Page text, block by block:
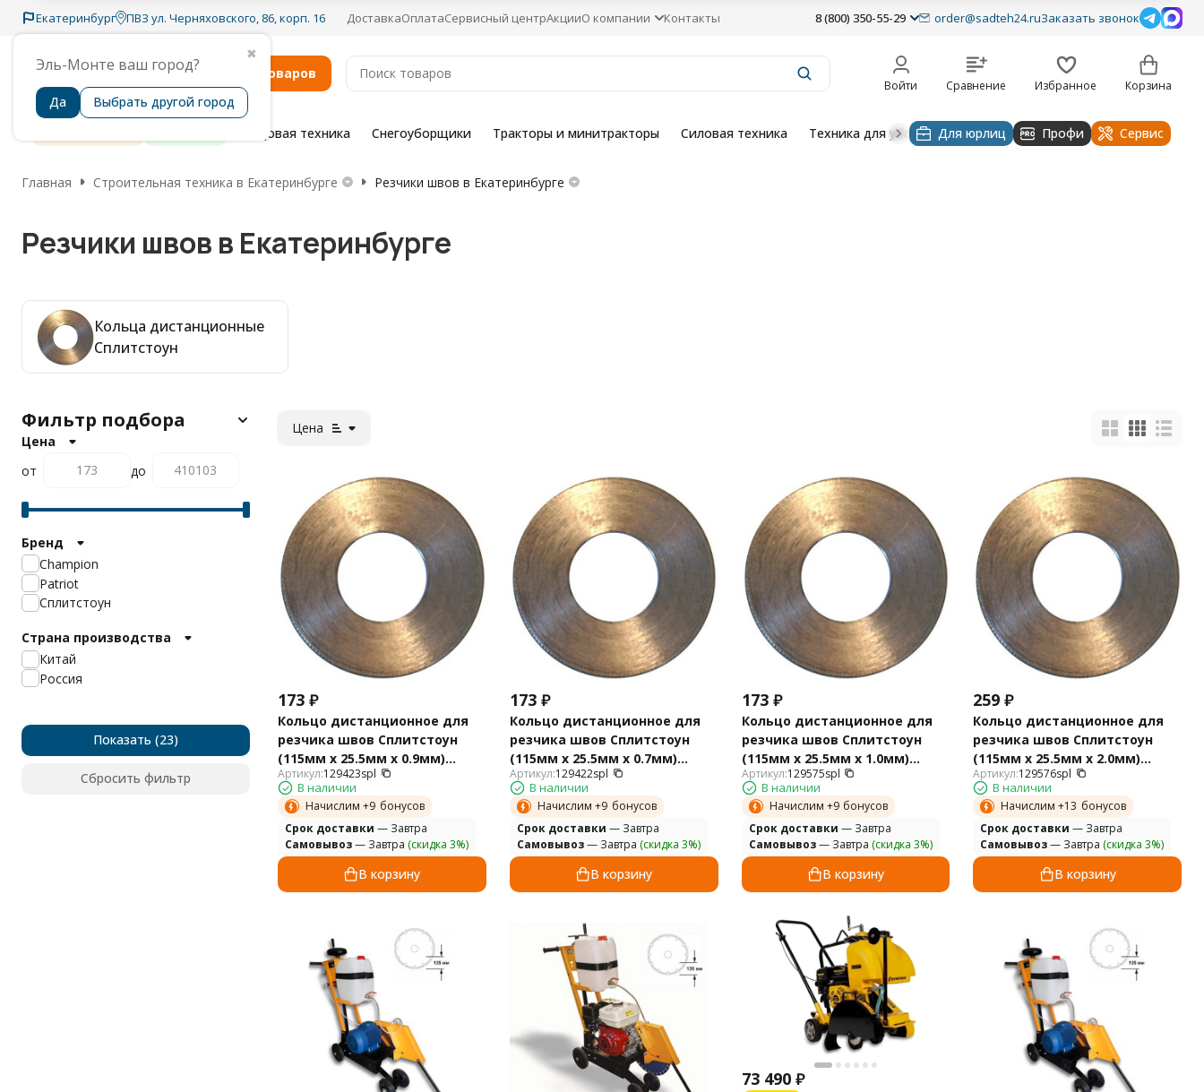
Екатеринбург
✖
Эль-Монте ваш город?
Да Выбрать другой город
ПВЗ ул. Черняховского, 86, корп. 16 ДоставкаОплатаСервисный центрАкцииО компании Контакты 8 (800) 350-55-29 order@sadteh24.ruЗаказать звонок
Каталог товаров
Войти Сравнение Избранное Корзина
Садовая техника Снегоуборщики Тракторы и минитракторы Силовая техника Техника для уборки Строительная техника
Для юрлиц Профи Сервис
Главная Строительная техника в Екатеринбурге Резчики швов в Екатеринбурге
Резчики швов в Екатеринбурге
Кольца дистанционные
Сплитстоун
Цена
173 ₽
Кольцо дистанционное для
резчика швов Сплитстоун
(115мм х 25.5мм х 0.9мм)
129423spl
Артикул:129423spl
В наличии
Начислим +9 бонусов
Cрок доставки — Завтра
Самовывоз— Завтра (скидка 3%)
В корзину
173 ₽
Кольцо дистанционное для
резчика швов Сплитстоун
(115мм х 25.5мм х 0.7мм)
129422spl
Артикул:129422spl
В наличии
Начислим +9 бонусов
Cрок доставки — Завтра
Самовывоз— Завтра (скидка 3%)
В корзину
173 ₽
Кольцо дистанционное для
резчика швов Сплитстоун
(115мм х 25.5мм х 1.0мм)
129575spl
Артикул:129575spl
В наличии
Начислим +9 бонусов
Cрок доставки — Завтра
Самовывоз— Завтра (скидка 3%)
В корзину
259 ₽
Кольцо дистанционное для
резчика швов Сплитстоун
(115мм х 25.5мм х 2.0мм)
129576spl
Артикул:129576spl
В наличии
Начислим +13 бонусов
Cрок доставки — Завтра
Самовывоз— Завтра (скидка 3%)
В корзину
73 490 ₽
Фильтр подбора
Цена
от
до
Бренд
Champion
Patriot
Сплитстоун
Страна производства
Китай
Россия
Показать
Сбросить фильтр